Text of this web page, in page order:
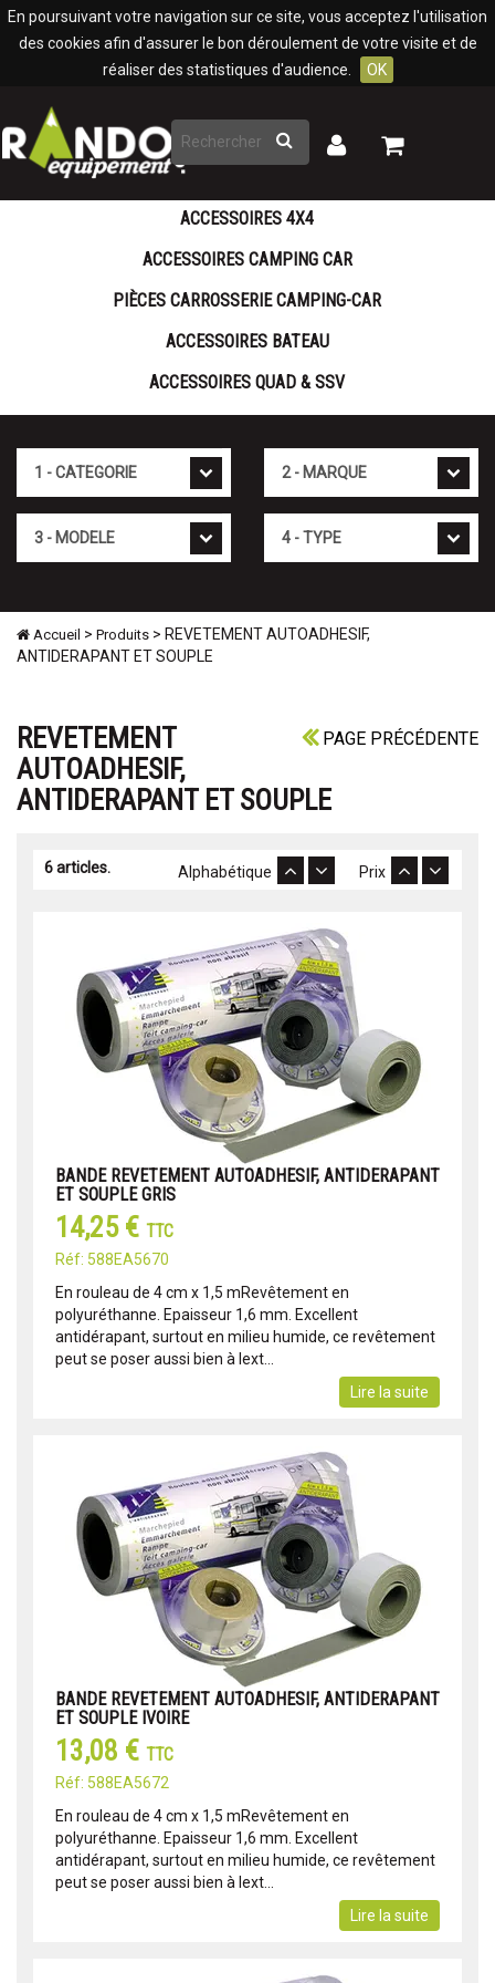
En poursuivant votre navigation sur ce site, vous acceptez l'utilisation
des cookies afin d'assurer le bon déroulement de votre visite et de
réaliser des statistiques d'audience.
OK
Rechercher
Mon
Mon
ACCESSOIRES 4X4
ACCESSOIRES CAMPING CAR
PIÈCES CARROSSERIE CAMPING-CAR
ACCESSOIRES BATEAU
ACCESSOIRES QUAD & SSV
Accueil > Produits > REVETEMENT AUTOADHESIF,
ANTIDERAPANT ET SOUPLE
PAGE PRÉCÉDENTE
REVETEMENT
AUTOADHESIF,
ANTIDERAPANT ET SOUPLE
6 articles. Prix
Alphabétique
BANDE REVETEMENT AUTOADHESIF, ANTIDERAPANT
ET SOUPLE GRIS
14,25 € TTC
Réf: 588EA5670
En rouleau de 4 cm x 1,5 mRevêtement en
polyuréthanne. Epaisseur 1,6 mm. Excellent
antidérapant, surtout en milieu humide, ce revêtement
peut se poser aussi bien à lext...
Lire la suite
BANDE REVETEMENT AUTOADHESIF, ANTIDERAPANT
ET SOUPLE IVOIRE
13,08 € TTC
Réf: 588EA5672
En rouleau de 4 cm x 1,5 mRevêtement en
polyuréthanne. Epaisseur 1,6 mm. Excellent
antidérapant, surtout en milieu humide, ce revêtement
peut se poser aussi bien à lext...
Lire la suite
Panneau de gestion des cookies